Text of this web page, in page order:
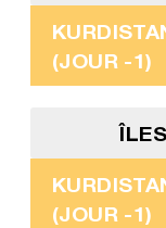
(JOUR -1)
(JOUR -1)